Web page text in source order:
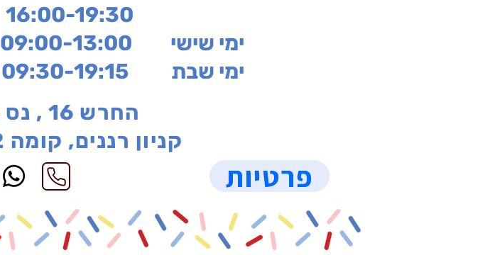
ימי שישי 09:00-13:00
ימי שבת 09:30-19:15 (בהזמנה מראש)
החרש 16 , נס ציונה
קניון רננים, קומה 2-, רעננה
פרטיות